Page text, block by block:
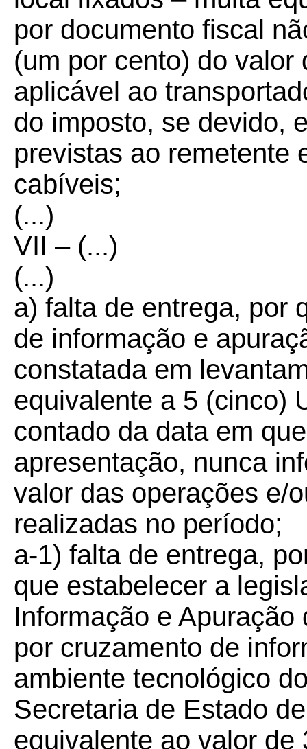
por documento fiscal
(um por cento) do
aplicável ao
do imposto, se devido,
previstas ao remetente
cabíveis;
(...)
VII – (...)
(...)
a) falta de entrega, por
de informação e
constatada em
equivalente a 5 (cinco)
contado da data em
apresentação, nunca
valor das operações e/
realizadas no período;
a-1) falta de entrega,
que estabelecer a
Informação e
por cruzamento de
ambiente tecnológico
Secretaria de Estado
equivalente ao valor de